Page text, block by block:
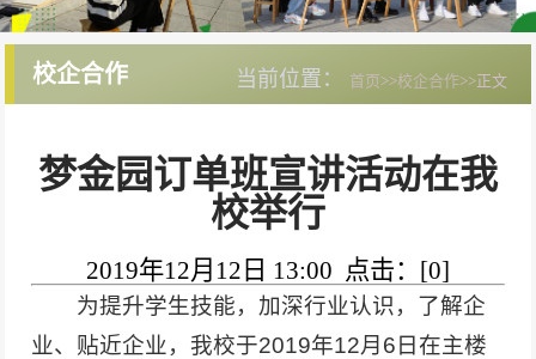
校企合作 当前位置： 首页>>校企合作>>正文
梦金园订单班宣讲活动在我
校举行
2019年12月12日 13:00 点击：[0]
为提升学生技能，加深行业认识，了解企
业、贴近企业，我校于2019年12月6日在主楼